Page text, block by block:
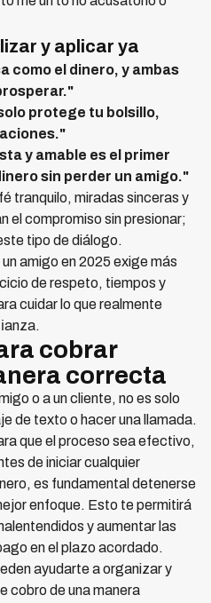
y aplicar ya
como el dinero, y ambas
protege tu bolsillo,
y amable es el primer
sin perder un amigo."
tranquilo, miradas sinceras y
el compromiso sin presionar;
tipo de diálogo.
amigo en 2025 exige más
de respeto, tiempos y
cuidar lo que realmente
cobrar
correcta
o a un cliente, no es solo
de texto o hacer una llamada.
que el proceso sea efectivo,
de iniciar cualquier
es fundamental detenerse
enfoque. Esto te permitirá
y aumentar las
en el plazo acordado.
ayudarte a organizar y
cobro de una manera